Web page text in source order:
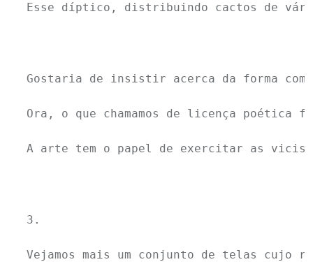
Esse díptico, distribuindo cactos de
Gostaria de insistir acerca da forma
Ora, o que chamamos de licença
A arte tem o papel de exercitar as
3.
Vejamos mais um conjunto de telas